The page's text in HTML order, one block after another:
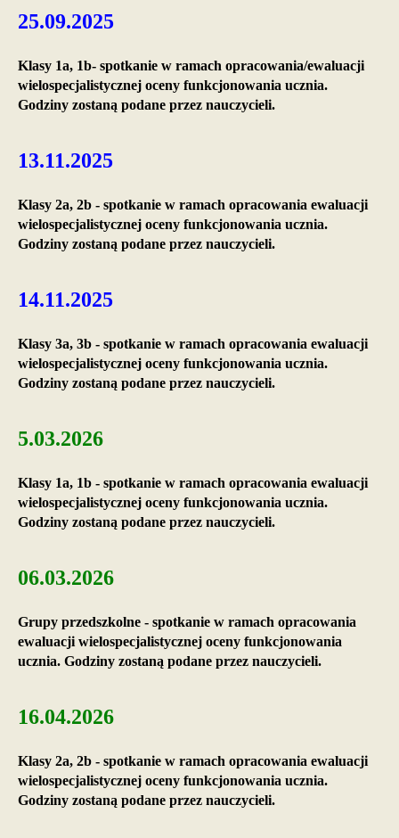
25.09.2025
Klasy 1a, 1b- spotkanie w ramach opracowania/ewaluacji
wielospecjalistycznej oceny funkcjonowania ucznia.
Godziny zostaną podane przez nauczycieli.
13.11.2025
Klasy 2a, 2b - spotkanie w ramach opracowania ewaluacji
wielospecjalistycznej oceny funkcjonowania ucznia.
Godziny zostaną podane przez nauczycieli.
14.11.2025
Klasy 3a, 3b - spotkanie w ramach opracowania ewaluacji
wielospecjalistycznej oceny funkcjonowania ucznia.
Godziny zostaną podane przez nauczycieli.
5.03.2026
Klasy 1a, 1b - spotkanie w ramach opracowania ewaluacji
wielospecjalistycznej oceny funkcjonowania ucznia.
Godziny zostaną podane przez nauczycieli.
06.03.2026
Grupy przedszkolne - spotkanie w ramach opracowania
ewaluacji wielospecjalistycznej oceny funkcjonowania
ucznia. Godziny zostaną podane przez nauczycieli.
16.04.2026
Klasy 2a, 2b - spotkanie w ramach opracowania ewaluacji
wielospecjalistycznej oceny funkcjonowania ucznia.
Godziny zostaną podane przez nauczycieli.